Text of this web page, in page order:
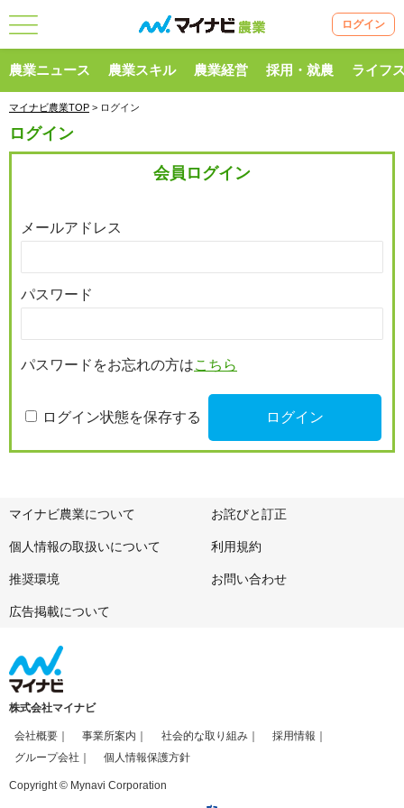
ログイン
農業ニュース 農業スキル 農業経営 採用・就農 ライフ
マイナビ農業TOP > ログイン
ログイン
会員ログイン
メールアドレス
パスワード
パスワードをお忘れの方はこちら
ログイン状態を保存する
マイナビ農業について お詫びと訂正
個人情報の取扱いについて 利用規約
推奨環境 お問い合わせ
広告掲載について
株式会社マイナビ
会社概要 事業所案内 社会的な取り組み
採用情報
グループ会社
個人情報保護方針
Copyright © Mynavi Corporation